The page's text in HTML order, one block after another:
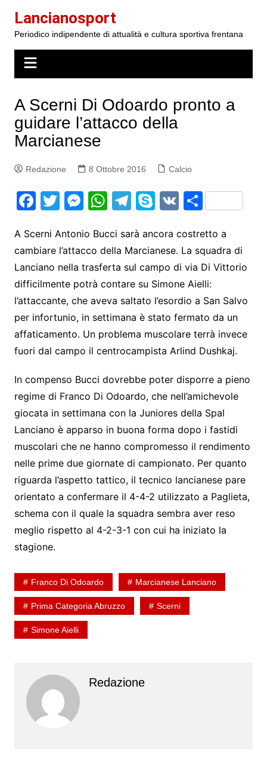
contenuto
Lancianosport
Periodico indipendente di attualità e cultura sportiva frentana
A Scerni Di Odoardo pronto a
guidare l’attacco della
Marcianese
Redazione 8 Ottobre 2016 Calcio
F
c
e
b
o
o
k
T
itt
er
M
s
s
e
n
g
er
W
at
s
A
p
p
T
e
gr
a
m
S
y
p
e
V S
ar
e
A Scerni Antonio Bucci sarà ancora costretto a
cambiare l’attacco della Marcianese. La squadra di
Lanciano nella trasferta sul campo di via Di Vittorio
difficilmente potrà contare su Simone Aielli:
l’attaccante, che aveva saltato l’esordio a San Salvo
per infortunio, in settimana è stato fermato da un
affaticamento. Un problema muscolare terrà invece
fuori dal campo il centrocampista Arlind Dushkaj.
In compenso Bucci dovrebbe poter disporre a pieno
regime di Franco Di Odoardo, che nell’amichevole
giocata in settimana con la Juniores della Spal
Lanciano è apparso in buona forma dopo i fastidi
muscolari che ne hanno compromesso il rendimento
nelle prime due giornate di campionato. Per quanto
riguarda l’aspetto tattico, il tecnico lancianese pare
orientato a confermare il 4-4-2 utilizzato a Paglieta,
schema con il quale la squadra sembra aver reso
meglio rispetto al 4-2-3-1 con cui ha iniziato la
stagione.
Franco Di Odoardo Marcianese Lanciano
Prima Categoria Abruzzo Scerni
Simone Aielli
Redazione